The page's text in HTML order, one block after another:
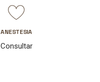
ANESTESIA
Consultar